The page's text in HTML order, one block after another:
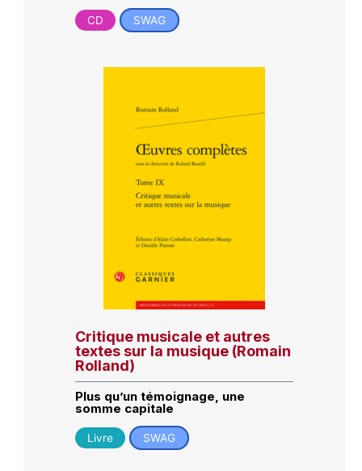
CD SWAG
Critique musicale et autres
textes sur la musique (Romain
Rolland)
Plus qu’un témoignage, une
somme capitale
Livre SWAG